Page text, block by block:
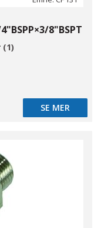
8"BSPT
(1)
SE MER
SE MER